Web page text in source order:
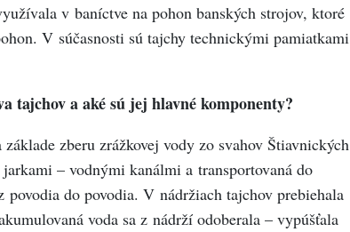
v baníctve na pohon banských strojov, ktoré
V súčasnosti sú tajchy technickými pamiatkami
tajchov a aké sú jej hlavné komponenty?
zberu zrážkovej vody zo svahov Štiavnických
– vodnými kanálmi a transportovaná do
povodia do povodia. V nádržiach tajchov prebiehala
voda sa z nádrží odoberala – vypúšťala